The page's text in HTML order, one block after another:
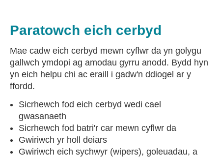
Paratowch eich cerbyd
Mae cadw eich cerbyd mewn cyflwr da yn golygu
gallwch ymdopi ag amodau gyrru anodd. Bydd hyn
yn eich helpu chi ac eraill i gadw'n ddiogel ar y
ffordd.
Sicrhewch fod eich cerbyd wedi cael
gwasanaeth
Sicrhewch fod batri'r car mewn cyflwr da
Gwiriwch yr holl deiars
Gwiriwch eich sychwyr (wipers), goleuadau, a